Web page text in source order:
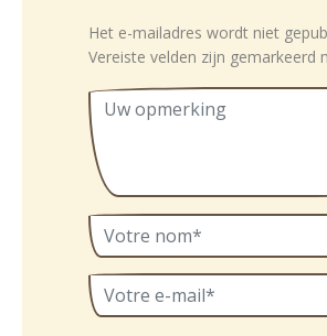
Het e-mailadres wordt niet
Vereiste velden zijn gemarkeerd